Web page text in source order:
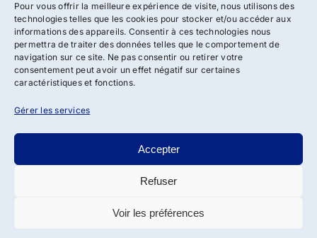
Pour vous offrir la meilleure expérience de visite, nous utilisons des
technologies telles que les cookies pour stocker et/ou accéder aux
informations des appareils. Consentir à ces technologies nous
permettra de traiter des données telles que le comportement de
navigation sur ce site. Ne pas consentir ou retirer votre
consentement peut avoir un effet négatif sur certaines
caractéristiques et fonctions.
Gérer les services
Accepter
Refuser
Voir les préférences
J’accepte
| Tous droits réservés